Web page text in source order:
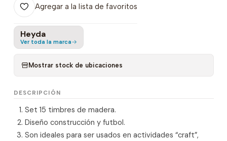
Agregar a la lista de favoritos
Heyda
Ver toda la marca
Mostrar stock de ubicaciones
DESCRIPCIÓN
Set 15 timbres de madera.
Diseño construcción y futbol.
Son ideales para ser usados en actividades “craft”,